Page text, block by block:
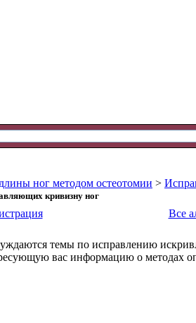
ног методом остеотомии >
кривизну ног
Все
темы по исправлению
вас информацию о методах